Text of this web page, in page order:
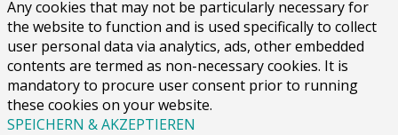
Any cookies that may not be particularly necessary for
the website to function and is used specifically to collect
user personal data via analytics, ads, other embedded
contents are termed as non-necessary cookies. It is
mandatory to procure user consent prior to running
these cookies on your website.
SPEICHERN & AKZEPTIEREN